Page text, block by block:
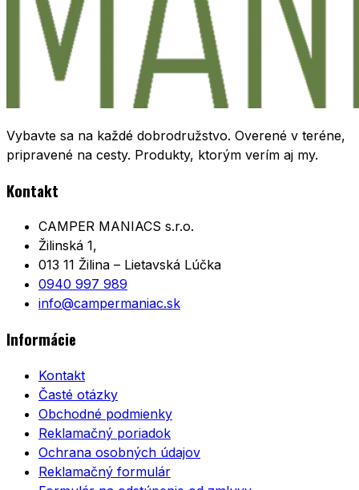
Vybavte sa na každé dobrodružstvo. Overené v teréne,
pripravené na cesty. Produkty, ktorým verím aj my.
Kontakt
CAMPER MANIACS s.r.o.
Žilinská 1,
013 11 Žilina – Lietavská Lúčka
0940 997 989
info@campermaniac.sk
Informácie
Kontakt
Časté otázky
Obchodné podmienky
Reklamačný poriadok
Ochrana osobných údajov
Reklamačný formulár